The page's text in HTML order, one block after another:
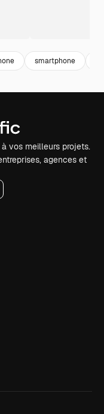
smartphone
vos meilleurs projets.
agences et